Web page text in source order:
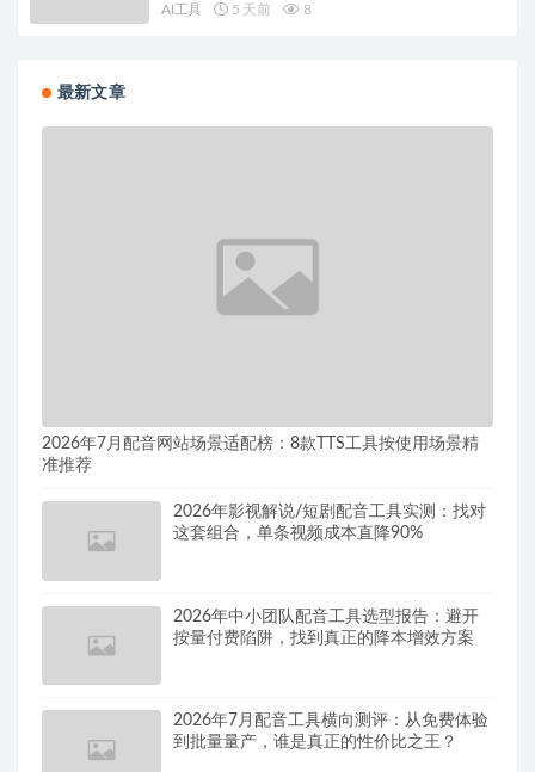
AI工具 5 天前 8
最新文章
2026年7月配音网站场景适配榜：8款TTS工具按使用场景精
准推荐
2026年影视解说/短剧配音工具实测：找对
这套组合，单条视频成本直降90%
2026年中小团队配音工具选型报告：避开
按量付费陷阱，找到真正的降本增效方案
2026年7月配音工具横向测评：从免费体验
到批量量产，谁是真正的性价比之王？